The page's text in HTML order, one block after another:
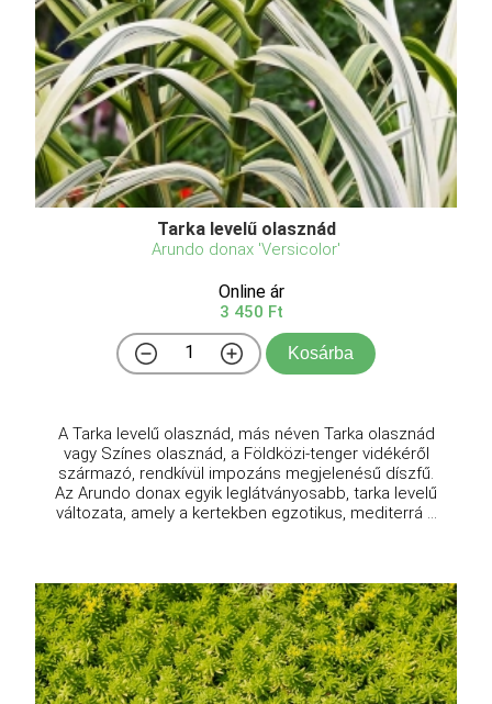
Tarka levelű olasznád
Arundo donax 'Versicolor'
Online ár
3 450 Ft
Kosárba
A Tarka levelű olasznád, más néven Tarka olasznád
vagy Színes olasznád, a Földközi-tenger vidékéről
származó, rendkívül impozáns megjelenésű díszfű.
Az Arundo donax egyik leglátványosabb, tarka levelű
változata, amely a kertekben egzotikus, mediterrá ...